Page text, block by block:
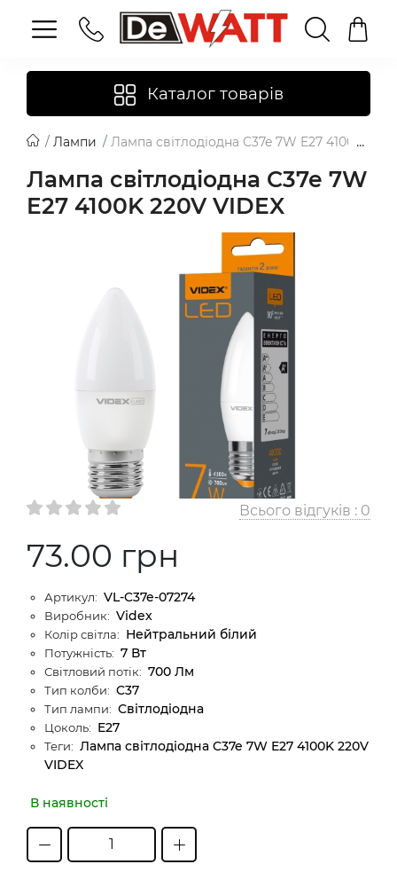
Каталог товарів
Лампи Лампа світлодіодна C37e 7W E27 4100K
Лампа світлодіодна C37e 7W
E27 4100K 220V VIDEX
Всього відгуків : 0
73.00 грн
Артикул: VL-C37e-07274
Виробник: Videx
Колір світла: Нейтральний білий
Потужність: 7 Вт
Світловий потік: 700 Лм
Тип колби: C37
Тип лампи: Світлодіодна
Цоколь: E27
Теги: Лампа світлодіодна C37e 7W E27 4100K 220V
VIDEX
В наявності